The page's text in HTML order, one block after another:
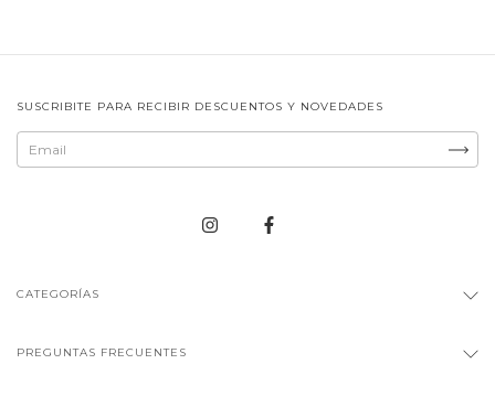
SUSCRIBITE PARA RECIBIR DESCUENTOS Y NOVEDADES
CATEGORÍAS
PREGUNTAS FRECUENTES